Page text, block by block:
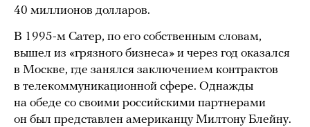
40 миллионов долларов.
В 1995-м Сатер, по его собственным словам,
вышел из «грязного бизнеса» и через год оказался
в Москве, где занялся заключением контрактов
в телекоммуникационной сфере. Однажды
на обеде со своими российскими партнерами
он был представлен американцу Милтону Блейну.